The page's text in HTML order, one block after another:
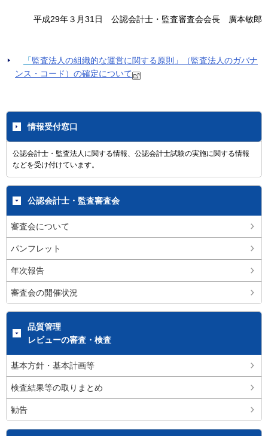
平成29年３月31日 公認会計士・監査審査会会長 廣本敏郎
「監査法人の組織的な運営に関する原則」（監査法人のガバナ
ンス・コード）の確定について
情報受付窓口
公認会計士・監査法人に関する情報、公認会計士試験の実施に関する情報
などを受け付けています。
公認会計士・監査審査会
審査会について
パンフレット
年次報告
審査会の開催状況
品質管理
レビューの審査・検査
基本方針・基本計画等
検査結果等の取りまとめ
勧告